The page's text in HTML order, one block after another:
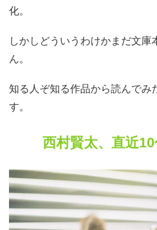
化。
しかしどういうわけかまだ文庫
ん。
知る人ぞ知る作品から読んでみ
す。
西村賢太、直近